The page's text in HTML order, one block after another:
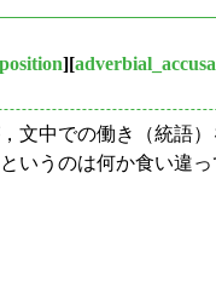
][
中での働き（統語
うのは何か食い違